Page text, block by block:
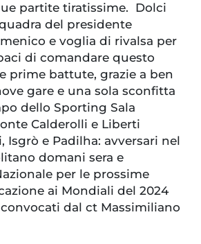
partite tiratissime. Dolci
del presidente
e voglia di rivalsa per
di comandare questo
prime battute, grazie a ben
gare e una sola sconfitta
dello Sporting Sala
Calderolli e Liberti
Isgrò e Padilha: avversari nel
domani sera e
per le prossime
ai Mondiali del 2024
dal ct Massimiliano